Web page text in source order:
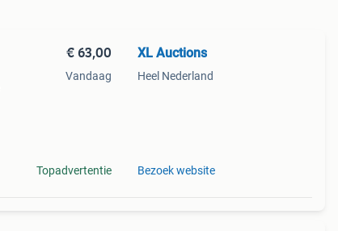
€ 63,00
Vandaag
Topadvertentie
XL Auctions
Heel Nederland
Bezoek website